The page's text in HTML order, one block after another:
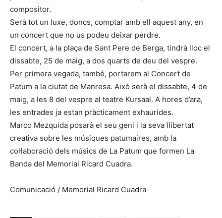
compositor.
Serà tot un luxe, doncs, comptar amb ell aquest any, en
un concert que no us podeu deixar perdre.
El concert, a la plaça de Sant Pere de Berga, tindrà lloc el
dissabte, 25 de maig, a dos quarts de deu del vespre.
Per primera vegada, també, portarem al Concert de
Patum a la ciutat de Manresa. Això serà el dissabte, 4 de
maig, a les 8 del vespre al teatre Kursaal. A hores d’ara,
les entrades ja estan pràcticament exhaurides.
Marco Mezquida posarà el seu geni i la seva llibertat
creativa sobre les músiques patumaires, amb la
col·laboració dels músics de La Patum que formen La
Banda del Memorial Ricard Cuadra.
Comunicació / Memorial Ricard Cuadra